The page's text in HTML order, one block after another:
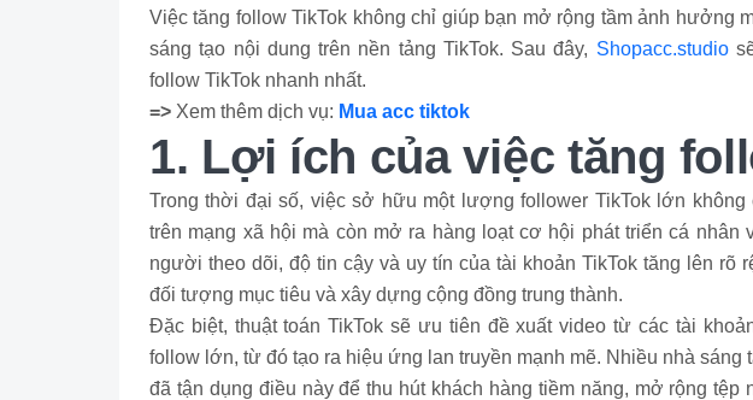
Việc tăng follow TikTok không chỉ giúp bạn mở rộng tầm ảnh hưởng
sáng tạo nội dung trên nền tảng TikTok. Sau đây, Shopacc.studio
follow TikTok nhanh nhất.
=> Xem thêm dịch vụ: Mua acc tiktok
1. Lợi ích của việc tăng
Trong thời đại số, việc sở hữu một lượng follower TikTok lớn
trên mạng xã hội mà còn mở ra hàng loạt cơ hội phát triển cá nhân
người theo dõi, độ tin cậy và uy tín của tài khoản TikTok tăng lên rõ
đối tượng mục tiêu và xây dựng cộng đồng trung thành.
Đặc biệt, thuật toán TikTok sẽ ưu tiên đề xuất video từ các tài
follow lớn, từ đó tạo ra hiệu ứng lan truyền mạnh mẽ. Nhiều nhà sáng
đã tận dụng điều này để thu hút khách hàng tiềm năng, mở rộng